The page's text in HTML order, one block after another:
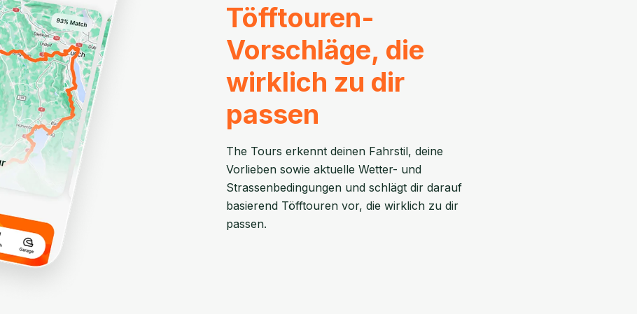
Töfftouren-
Vorschläge, die
wirklich zu dir
passen
The Tours erkennt deinen Fahrstil, deine
Vorlieben sowie aktuelle Wetter- und
Strassenbedingungen und schlägt dir darauf
basierend Töfftouren vor, die wirklich zu dir
passen.